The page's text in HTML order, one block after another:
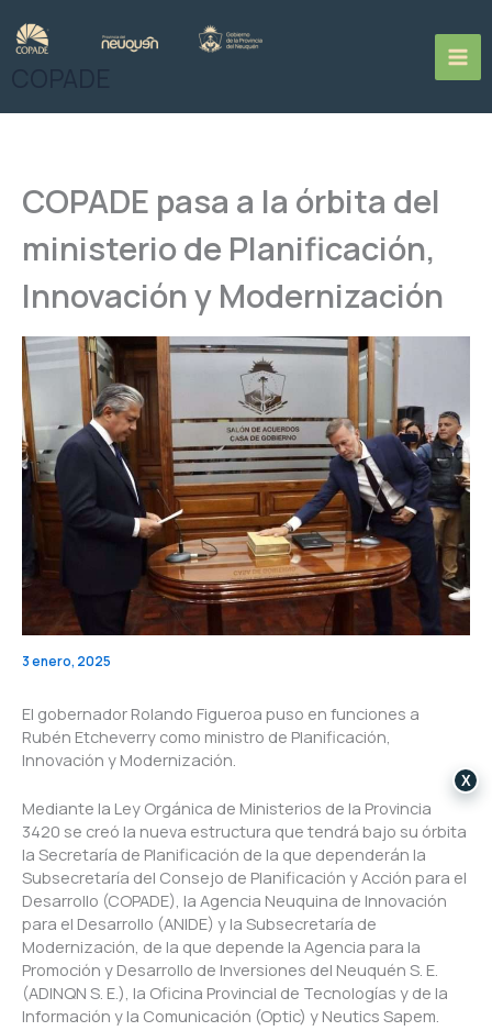
contenido
COPADE pasa a la órbita del
ministerio de Planificación,
Innovación y Modernización
3 enero, 2025
El gobernador Rolando Figueroa puso en funciones a
Rubén Etcheverry como ministro de Planificación,
Innovación y Modernización.
Mediante la Ley Orgánica de Ministerios de la Provincia
3420 se creó la nueva estructura que tendrá bajo su órbita
la Secretaría de Planificación de la que dependerán la
Subsecretaría del Consejo de Planificación y Acción para el
Desarrollo (COPADE), la Agencia Neuquina de Innovación
para el Desarrollo (ANIDE) y la Subsecretaría de
Modernización, de la que depende la Agencia para la
Promoción y Desarrollo de Inversiones del Neuquén S. E.
(ADINQN S. E.), la Oficina Provincial de Tecnologías y de la
Información y la Comunicación (Optic) y Neutics Sapem.
X